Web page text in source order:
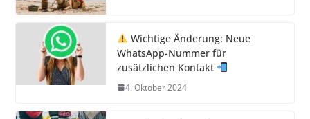
Wichtige Änderung: Neue
WhatsApp-Nummer für
zusätzlichen Kontakt
4. Oktober 2024